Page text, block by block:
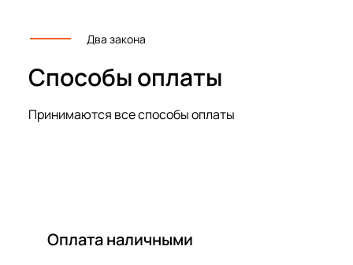
Два закона
Способы оплаты
Принимаются все способы оплаты
Оплата наличными